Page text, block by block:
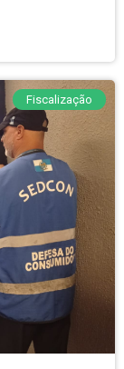
Fiscalização